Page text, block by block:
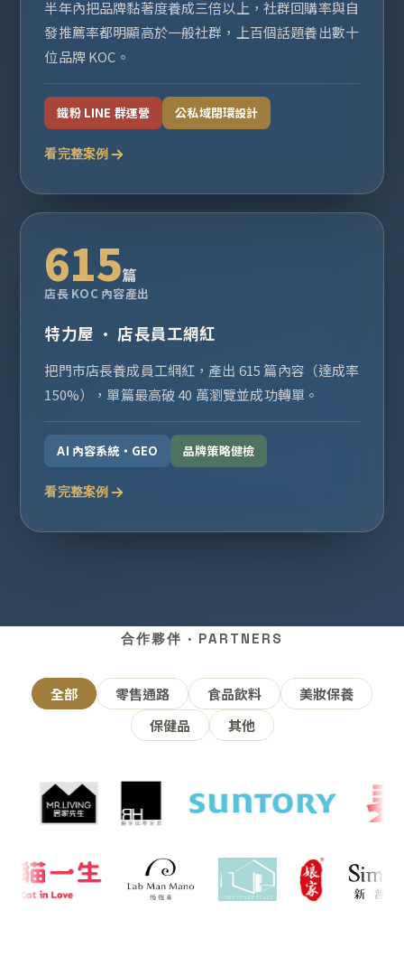
半年內把品牌黏著度養成三倍以上，社群回購率與自
發推薦率都明顯高於一般社群，上百個話題養出數十
位品牌 KOC。
鐵粉 LINE 群運營 公私域閉環設計
看完整案例
615篇
店長 KOC 內容產出
特力屋 · 店長員工網紅
把門市店長養成員工網紅，產出 615 篇內容（達成率
150%），單篇最高破 40 萬瀏覽並成功轉單。
AI 內容系統・GEO 品牌策略健檢
看完整案例
合作夥伴 · PARTNERS
全部 零售通路 食品飲料
美妝保養
保健品
其他